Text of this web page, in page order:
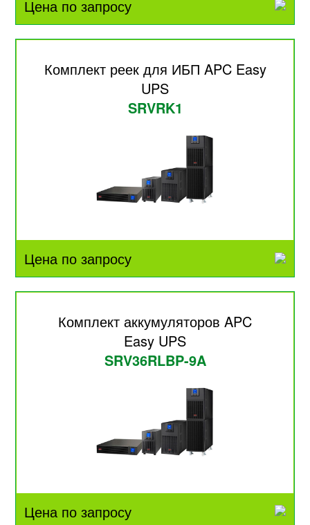
Цена по запросу
Комплект реек для ИБП APC Easy
UPS
SRVRK1
Цена по запросу
Комплект аккумуляторов APC
Easy UPS
SRV36RLBP-9A
Цена по запросу